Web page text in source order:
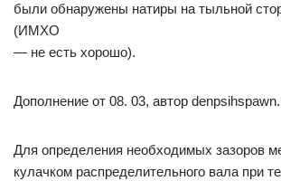
были обнаружены натиры на тыльной
(ИМХО
— не есть хорошо).
Дополнение от 08. 03, автор denpsihspawn.
Для определения необходимых зазоров
кулачком распределительного вала при